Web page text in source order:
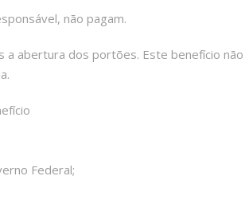
não pagam.
abertura dos portões. Este benefício não
Federal;